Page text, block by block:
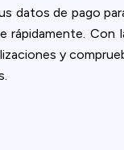
datos de pago
rápidamente. Con
y